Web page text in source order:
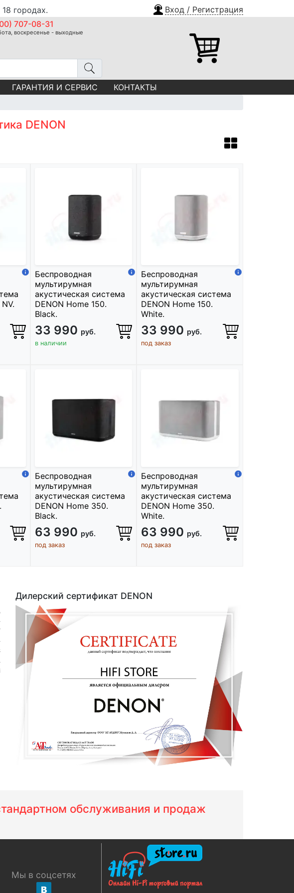
городах. Вход / Регистрация
707-08-31
воскресенье - выходные
ГАРАНТИЯ И СЕРВИС КОНТАКТЫ
DENON
Беспроводная
мультирумная
акустическая система
DENON Home 150.
Black.
33 990 руб.
в наличии
Беспроводная
мультирумная
акустическая система
DENON Home 150.
White.
33 990 руб.
под заказ
Беспроводная
мультирумная
акустическая система
DENON Home 350.
Black.
63 990 руб.
под заказ
Беспроводная
мультирумная
акустическая система
DENON Home 350.
White.
63 990 руб.
под заказ
Дилерский сертификат DENON
обслуживания и продаж
Мы в соцсетях